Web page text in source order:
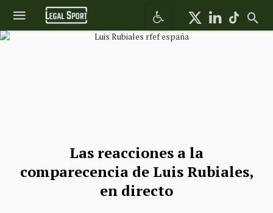
Abrir barra de herramientas
Las reacciones a la
comparecencia de Luis Rubiales,
en directo